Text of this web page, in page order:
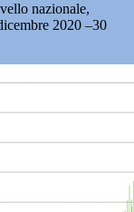
nazionale,
2020 –30